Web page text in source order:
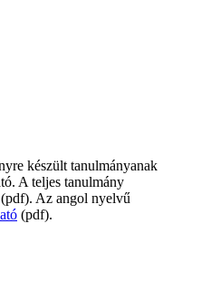
készült tanulmányanak
A teljes tanulmány
(pdf). Az angol nyelvű
(pdf).